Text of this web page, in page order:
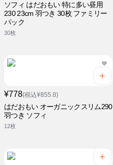
ソフィ はだおもい 特に多い昼用
230 23cm 羽つき 30枚 ファミリー
パック
30枚
¥778(税込¥855.8)
はだおもい オーガニックスリム290
羽つき ソフィ
12枚